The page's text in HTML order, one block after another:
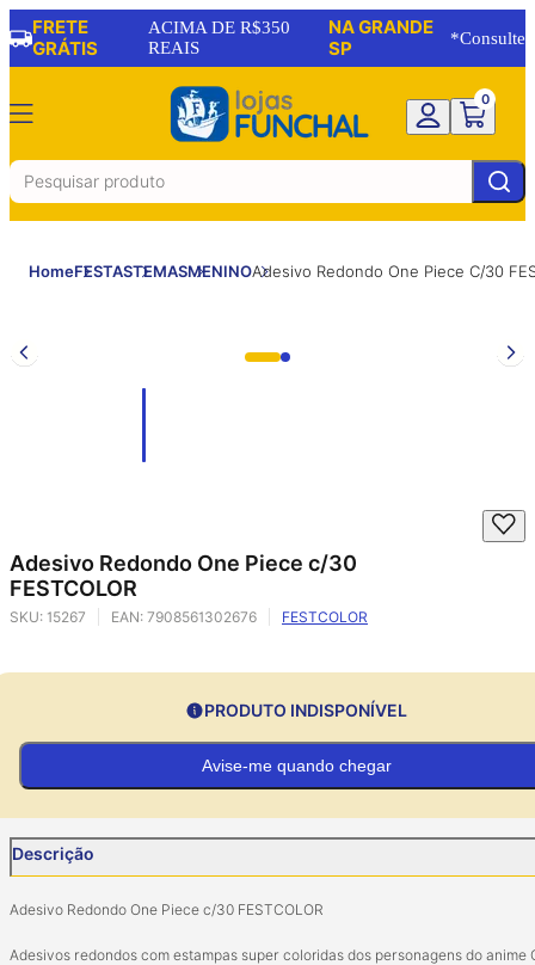
FRETE
GRÁTIS
ACIMA DE R$350
REAIS
NA GRANDE
SP
*Consulte
0
HomeFESTASTEMASMENINOAdesivo Redondo One Piece C/30
Adesivo Redondo One Piece c/30
FESTCOLOR
SKU: 15267 EAN: 7908561302676 FESTCOLOR
PRODUTO INDISPONÍVEL
Avise-me quando chegar
Descrição
Adesivo Redondo One Piece c/30 FESTCOLOR
Adesivos redondos com estampas super coloridas dos personagens do anime